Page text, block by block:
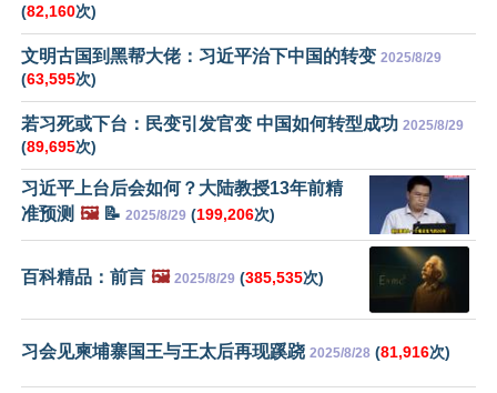
(82,160次)
文明古国到黑帮大佬：习近平治下中国的转变 2025/8/29
(63,595次)
若习死或下台：民变引发官变 中国如何转型成功 2025/8/29
(89,695次)
习近平上台后会如何？大陆教授13年前精
准预测 🖼️📝 2025/8/29 (199,206次)
百科精品：前言 🖼️ 2025/8/29 (385,535次)
习会见柬埔寨国王与王太后再现蹊跷 2025/8/28 (81,916次)